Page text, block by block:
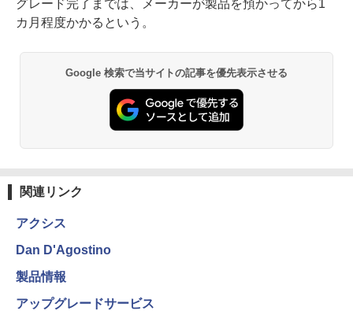
グレード完了までは、メーカーが製品を預かってから1
カ月程度かかるという。
Google 検索で当サイトの記事を優先表示させる
関連リンク
アクシス
Dan D'Agostino
製品情報
アップグレードサービス